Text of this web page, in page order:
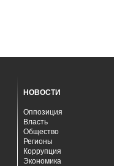
НОВОСТИ
Оппозиция
Власть
Общество
Регионы
Коррупция
Экономика